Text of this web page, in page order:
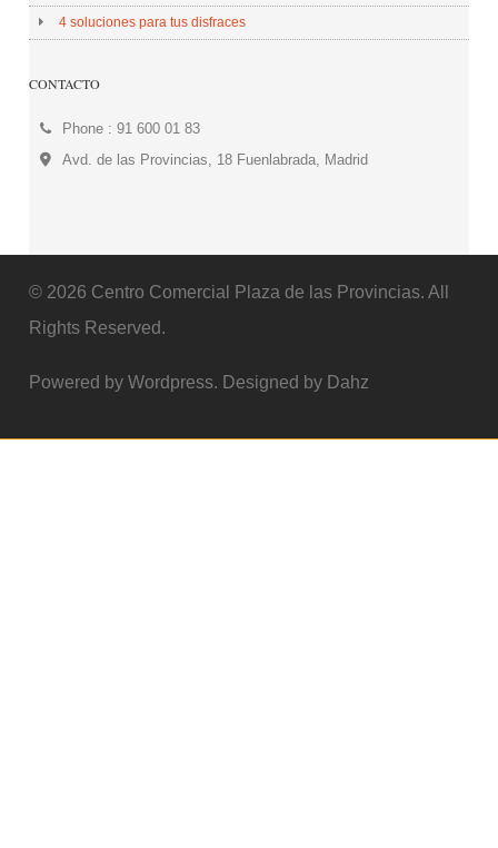
4 soluciones para tus disfraces
CONTACTO
Phone : 91 600 01 83
Avd. de las Provincias, 18 Fuenlabrada, Madrid
© 2026 Centro Comercial Plaza de las Provincias. All
Rights Reserved.
Powered by Wordpress. Designed by Dahz